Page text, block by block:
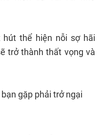
thể hiện nỗi sợ hãi
trở thành thất vọng và
gặp phải trở ngại